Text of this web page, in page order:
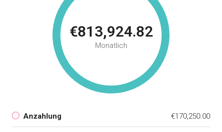
€813,924.82
Monatlich
Anzahlung €170,250.00